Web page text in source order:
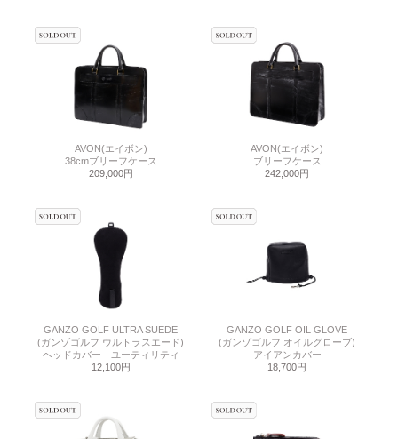
AVON(エイボン)
38cmブリーフケース
209,000円
AVON(エイボン)
ブリーフケース
242,000円
GANZO GOLF ULTRA SUEDE
(ガンゾゴルフ ウルトラスエード)
ヘッドカバー ユーティリティ
12,100円
GANZO GOLF OIL GLOVE
(ガンゾゴルフ オイルグローブ)
アイアンカバー
18,700円